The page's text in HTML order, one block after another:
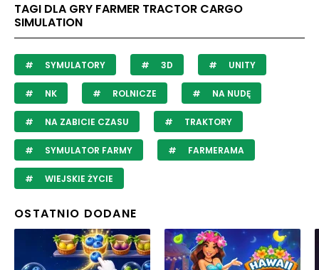
TAGI DLA GRY FARMER TRACTOR CARGO
SIMULATION
SYMULATORY 3D UNITY
NK ROLNICZE NA NUDĘ
NA ZABICIE CZASU TRAKTORY
SYMULATOR FARMY FARMERAMA
WIEJSKIE ŻYCIE
OSTATNIO DODANE